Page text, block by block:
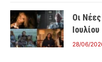
Οι
Ιουλίου
28/06/